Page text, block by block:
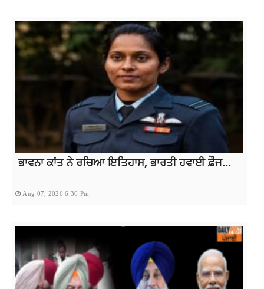
ਭਾਵਨਾ ਕਾਂਤ ਨੇ ਰਚਿਆ ਇਤਿਹਾਸ, ਭਾਰਤੀ ਹਵਾਈ ਫ਼ੌਜ...
Aug 07, 2026 6:36 Pm